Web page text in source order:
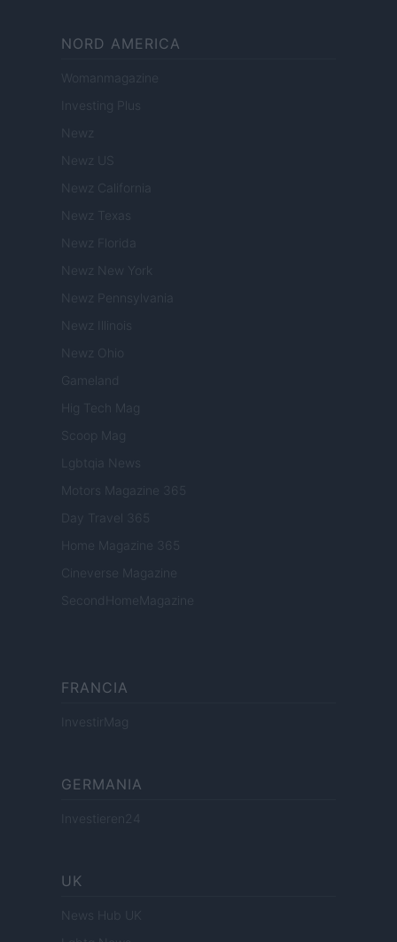
NORD AMERICA
Womanmagazine
Investing Plus
Newz
Newz US
Newz California
Newz Texas
Newz Florida
Newz New York
Newz Pennsylvania
Newz Illinois
Newz Ohio
Gameland
Hig Tech Mag
Scoop Mag
Lgbtqia News
Motors Magazine 365
Day Travel 365
Home Magazine 365
Cineverse Magazine
SecondHomeMagazine
FRANCIA
InvestirMag
GERMANIA
Investieren24
UK
News Hub UK